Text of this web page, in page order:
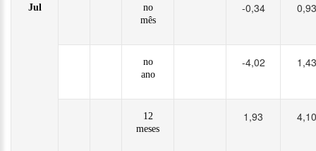
Jul
no
mês
-0,34 0,93
no
ano
-4,02 1,43
12
meses
1,93 4,10